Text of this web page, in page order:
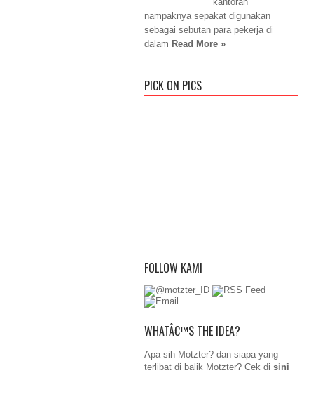
nampaknya sepakat digunakan
sebagai sebutan para pekerja di
dalam Read More »
PICK ON PICS
FOLLOW KAMI
WHATÂ€™S THE IDEA?
Apa sih Motzter? dan siapa yang
terlibat di balik Motzter? Cek di sini